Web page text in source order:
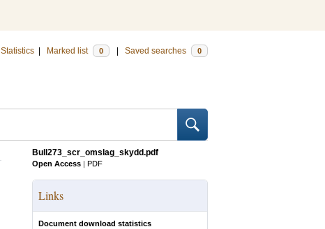
Statistics Marked list 0 Saved searches 0
Bull273_scr_omslag_skydd.pdf
Open Access | PDF
Links
Document download statistics